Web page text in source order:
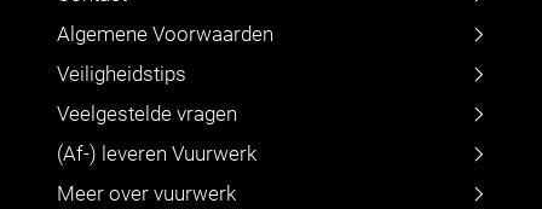
Algemene Voorwaarden
Veiligheidstips
Veelgestelde vragen
(Af-) leveren Vuurwerk
Meer over vuurwerk